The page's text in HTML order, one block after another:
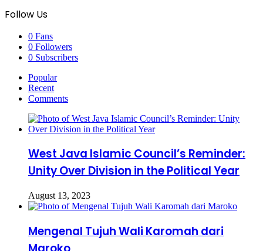
Follow Us
0 Fans
0 Followers
0 Subscribers
Popular
Recent
Comments
West Java Islamic Council’s Reminder:
Unity Over Division in the Political Year
August 13, 2023
Mengenal Tujuh Wali Karomah dari